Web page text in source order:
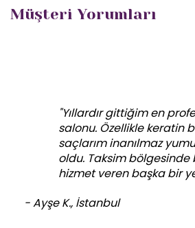
Müşteri Yorumları
"Yıllardır gittiğim en
salonu. Özellikle keratin
saçlarım inanılmaz
oldu. Taksim bölgesinde
hizmet veren başka bir
- Ayşe K., İstanbul